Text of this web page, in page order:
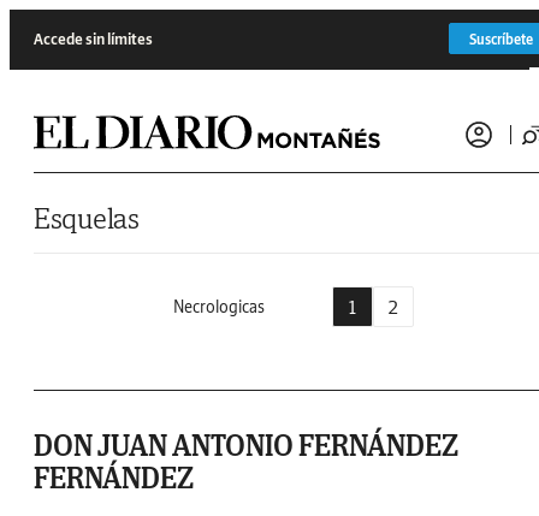
Accede sin límites Suscríbete
Esquelas
Necrologicas 1 2
DON JUAN ANTONIO FERNÁNDEZ
FERNÁNDEZ